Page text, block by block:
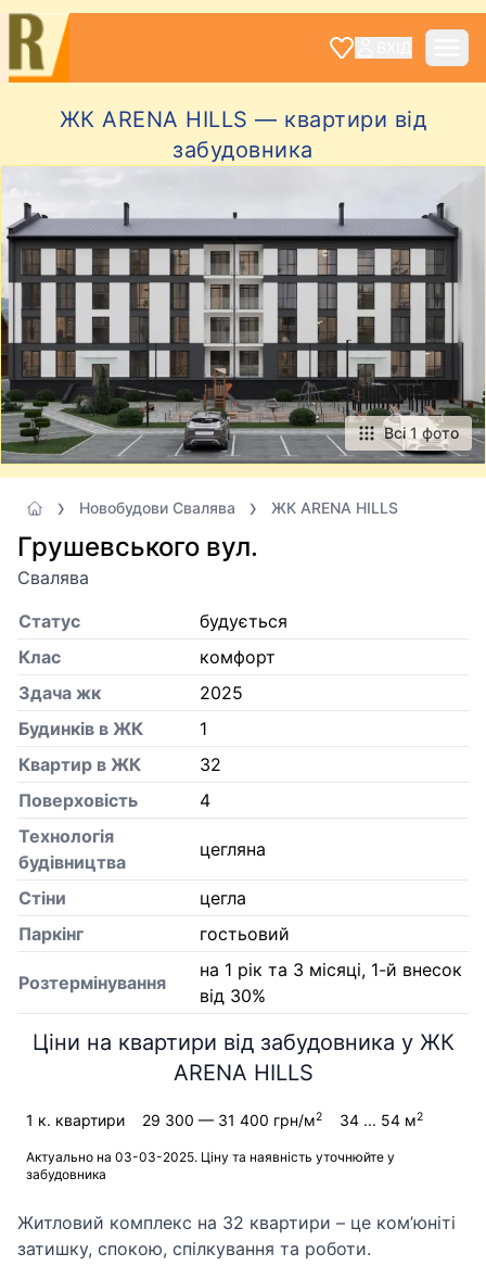
ЖК ARENA HILLS — квартири від
забудовника
Всі 1 фото
Новобудови Свалява ЖК ARENA HILLS
Грушевського вул.
Свалява
Статус
будується
Клас
комфорт
Здача жк
2025
Будинків в ЖК
1
Квартир в ЖК
32
Поверховість
4
Технологія
будівництва
цегляна
Стіни
цегла
Паркінг
гостьовий
Розтермінування
на 1 рік та 3 місяці, 1-й внесок
від 30%
Ціни на квартири від забудовника у ЖК
ARENA HILLS
1 к. квартири 29 300 — 31 400 грн/м2 34 ... 54 м2
Актуально на 03-03-2025. Ціну та наявність уточнюйте у
забудовника
Житловий комплекс на 32 квартири – це ком’юніті
затишку, спокою, спілкування та роботи.